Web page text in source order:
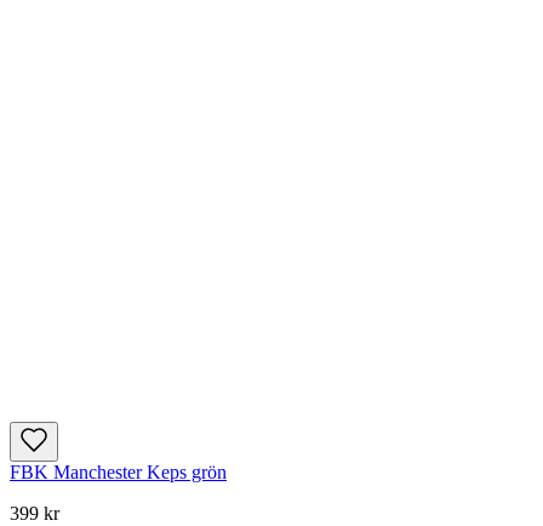
FBK Manchester Keps grön
399 kr